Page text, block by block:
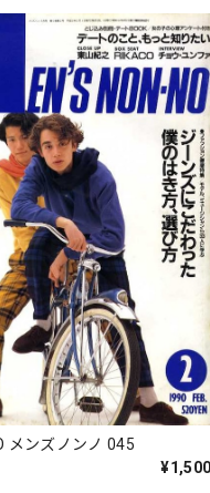
メンズノンノ 045
¥1,500